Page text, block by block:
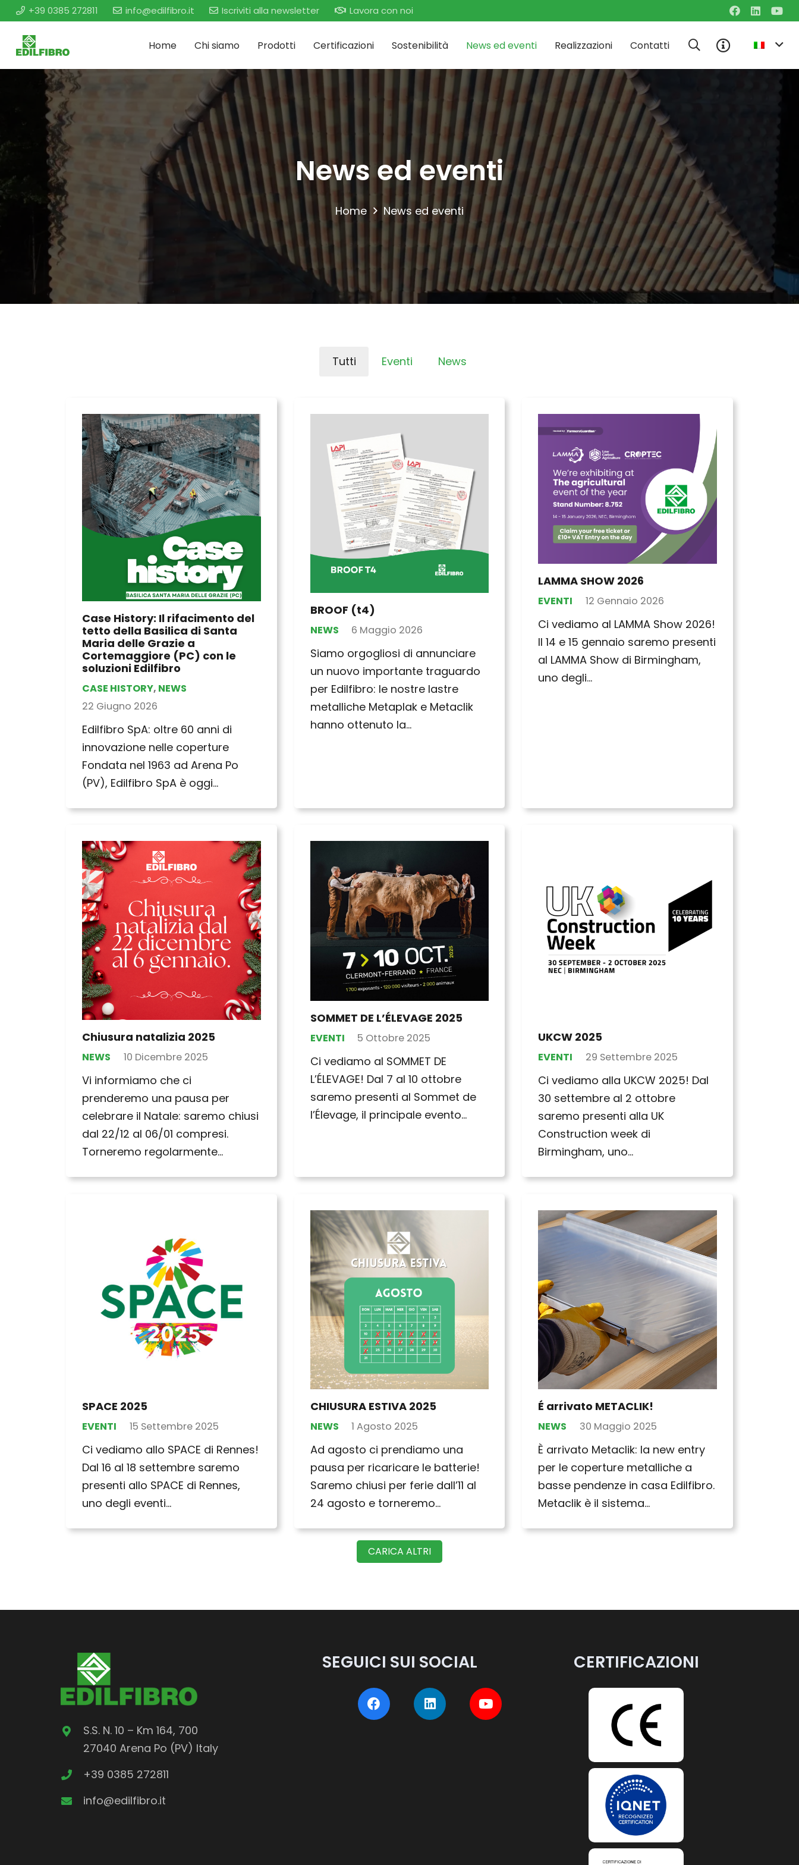
+39 0385 272811 info@edilfibro.it Iscriviti alla newsletter Lavora con noi
Home Chi siamo Prodotti Certificazioni Sostenibilità News ed eventi Realizzazioni Contatti
News ed eventi
Home News ed eventi
Tutti Eventi News
Case History: Il rifacimento del
tetto della Basilica di Santa
Maria delle Grazie a
Cortemaggiore (PC) con le
soluzioni Edilfibro
CASE HISTORY, NEWS
22 Giugno 2026
Edilfibro SpA: oltre 60 anni di
innovazione nelle coperture
Fondata nel 1963 ad Arena Po
(PV), Edilfibro SpA è oggi…
BROOF (t4)
NEWS 6 Maggio 2026
Siamo orgogliosi di annunciare
un nuovo importante traguardo
per Edilfibro: le nostre lastre
metalliche Metaplak e Metaclik
hanno ottenuto la…
LAMMA SHOW 2026
EVENTI 12 Gennaio 2026
Ci vediamo al LAMMA Show 2026!
Il 14 e 15 gennaio saremo presenti
al LAMMA Show di Birmingham,
uno degli…
Chiusura natalizia 2025
NEWS 10 Dicembre 2025
Vi informiamo che ci
prenderemo una pausa per
celebrare il Natale: saremo chiusi
dal 22/12 al 06/01 compresi.
Torneremo regolarmente…
SOMMET DE L’ÉLEVAGE 2025
EVENTI 5 Ottobre 2025
Ci vediamo al SOMMET DE
L’ÉLEVAGE! Dal 7 al 10 ottobre
saremo presenti al Sommet de
l’Élevage, il principale evento…
UKCW 2025
EVENTI 29 Settembre 2025
Ci vediamo alla UKCW 2025! Dal
30 settembre al 2 ottobre
saremo presenti alla UK
Construction week di
Birmingham, uno…
SPACE 2025
EVENTI 15 Settembre 2025
Ci vediamo allo SPACE di Rennes!
Dal 16 al 18 settembre saremo
presenti allo SPACE di Rennes,
uno degli eventi…
CHIUSURA ESTIVA 2025
NEWS 1 Agosto 2025
Ad agosto ci prendiamo una
pausa per ricaricare le batterie!
Saremo chiusi per ferie dall’11 al
24 agosto e torneremo…
É arrivato METACLIK!
NEWS 30 Maggio 2025
È arrivato Metaclik: la new entry
per le coperture metalliche a
basse pendenze in casa Edilfibro.
Metaclik è il sistema…
CARICA ALTRI
S.S. N. 10 – Km 164, 700
27040 Arena Po (PV) Italy
+39 0385 272811
info@edilfibro.it
SEGUICI SUI SOCIAL CERTIFICAZIONI